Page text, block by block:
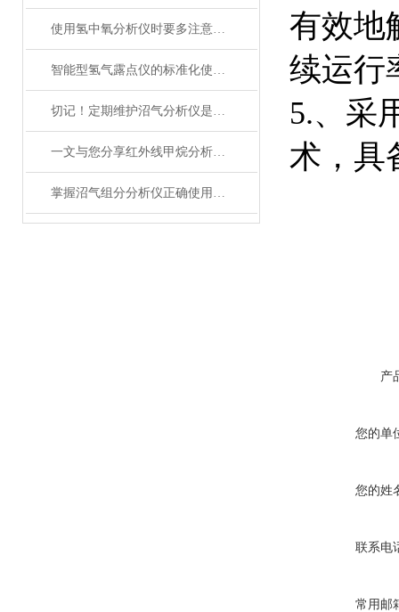
使用氢中氧分析仪时要多注意以下问题
智能型氢气露点仪的标准化使用流程分享
切记！定期维护沼气分析仪是提高沼气生产效率的关键
一文与您分享红外线甲烷分析仪的常见问题相应解决方法
掌握沼气组分分析仪正确使用方法是确保分析结果准确性的关键
有效地
续运行
5.、采
术，具
产
您的单
您的姓
联系电
常用邮